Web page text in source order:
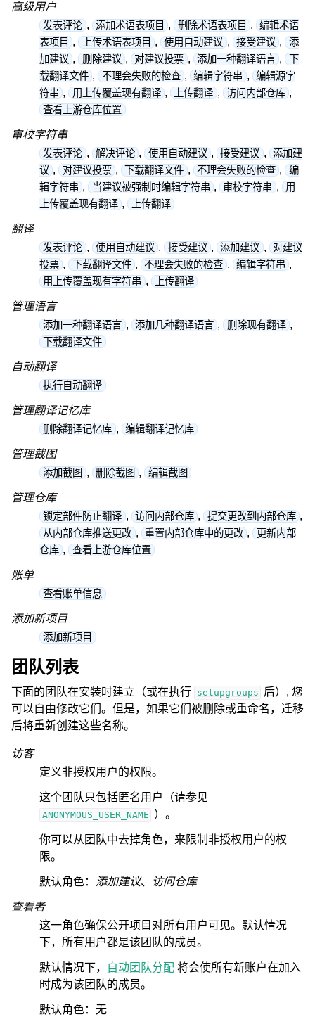
高级用户
发表评论 , 添加术语表项目 , 删除术语表项目 ,
编辑术语
表项目 , 上传术语表项目 , 使用自动建议 , 接受建议 , 添
加建议 , 删除建议 , 对建议投票 , 添加一种翻译语言 ,
下
载翻译文件 , 不理会失败的检查 , 编辑字符串 ,
编辑源字
符串 , 用上传覆盖现有翻译 , 上传翻译 , 访问内部仓库 ,
查看上游仓库位置
审校字符串
发表评论 , 解决评论 , 使用自动建议 , 接受建议 ,
添加建
议 , 对建议投票 , 下载翻译文件 , 不理会失败的检查 , 编
辑字符串 , 当建议被强制时编辑字符串 , 审校字符串 ,
用
上传覆盖现有翻译 , 上传翻译
翻译
发表评论 , 使用自动建议 , 接受建议 , 添加建议 ,
对建议
投票 , 下载翻译文件 , 不理会失败的检查 , 编辑字符串 ,
用上传覆盖现有字符串 , 上传翻译
管理语言
添加一种翻译语言 , 添加几种翻译语言 , 删除现有翻译 ,
下载翻译文件
自动翻译
执行自动翻译
管理翻译记忆库
删除翻译记忆库 , 编辑翻译记忆库
管理截图
添加截图 , 删除截图 , 编辑截图
管理仓库
锁定部件防止翻译 , 访问内部仓库 , 提交更改到内部仓库 ,
从内部仓库推送更改 , 重置内部仓库中的更改 , 更新内部
仓库 , 查看上游仓库位置
账单
查看账单信息
添加新项目
添加新项目
团队列表
下面的团队在安装时建立（或在执行 setupgroups 后）, 您
可以自由修改它们。但是，如果它们被删除或重命名，迁移
后将重新创建这些名称。
访客
定义非授权用户的权限。
这个团队只包括匿名用户（请参见
ANONYMOUS_USER_NAME ）。
你可以从团队中去掉角色，来限制非授权用户的权
限。
默认角色： 添加建议、 访问仓库
查看者
这一角色确保公开项目对所有用户可见。默认情况
下，所有用户都是该团队的成员。
默认情况下， 自动团队分配 将会使所有新账户在加入
时成为该团队的成员。
默认角色：无